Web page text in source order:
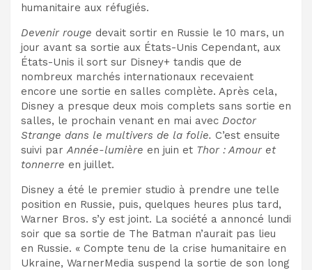
humanitaire aux réfugiés.
Devenir rouge devait sortir en Russie le 10 mars, un
jour avant sa sortie aux États-Unis Cependant, aux
États-Unis il sort sur Disney+ tandis que de
nombreux marchés internationaux recevaient
encore une sortie en salles complète. Après cela,
Disney a presque deux mois complets sans sortie en
salles, le prochain venant en mai avec Doctor
Strange dans le multivers de la folie. C’est ensuite
suivi parAnnée-lumière en juin et Thor : Amour et
tonnerre en juillet.
Disney a été le premier studio à prendre une telle
position en Russie, puis, quelques heures plus tard,
Warner Bros. s’y est joint. La société a annoncé lundi
soir que sa sortie de The Batman n’aurait pas lieu
en Russie. « Compte tenu de la crise humanitaire en
Ukraine, WarnerMedia suspend la sortie de son long